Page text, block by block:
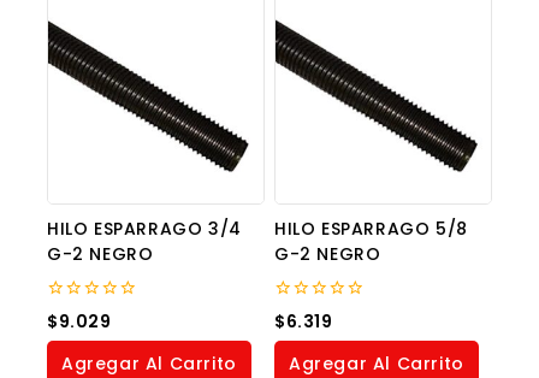
HILO ESPARRAGO 3/4
G-2 NEGRO
0
out
of
$9.029
Agregar Al Carrito
HILO ESPARRAGO 5/8
G-2 NEGRO
0
out
of
$6.319
Agregar Al Carrito